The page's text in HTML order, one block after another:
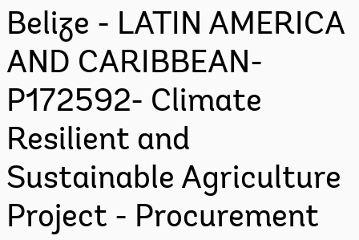
Belize - LATIN AMERICA
AND CARIBBEAN-
P172592- Climate
Resilient and
Sustainable Agriculture
Project - Procurement